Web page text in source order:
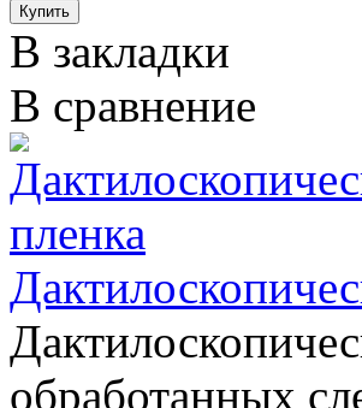
В закладки
В сравнение
обработанных